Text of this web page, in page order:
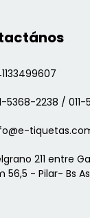
5368-2238 /
211 entre
56,5 - Pilar- Bs